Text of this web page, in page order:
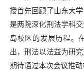
授首先回顾了山东大
是两院深化刑法学科
岛校区的发展历程。
出，刑法以法益为研
期待通过本次会议推动